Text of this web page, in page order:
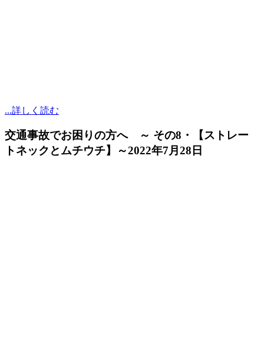
...詳しく読む
交通事故でお困りの方へ ～ その8・【ストレー
トネックとムチウチ】～2022年7月28日